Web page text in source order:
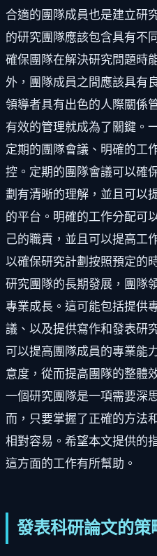
合適的團隊成員也是建立研
的研究團隊應該包含具有不
確保團隊在解決研究問題時
外，團隊成員之間應該具有
領導者具有出色的人際關係
有效的管理就成為了關鍵。
定期的團隊會議、明確的工
控。定期的團隊會議可以確
劃有清晰的理解，並且可以
的平台。明確的工作分配可
己的職責，並且可以提高工
以確保研究計劃按照預定的
研究團隊的長期發展，團隊
專業成長。這可能包括提供
議、以及提供寫作和發表研
可以提高團隊成員的專業能
意度，從而提高團隊的整體
一個研究團隊是一項需要深
而，只要掌握了正確的方法
相對容易。希望本文提供的
這方面的工作有所幫助。
發表科研論文的策